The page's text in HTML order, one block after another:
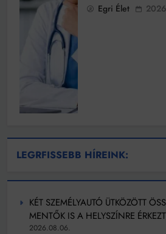
Egri Élet
LEGRFISSEBB HÍREINK:
KÉT SZEMÉLYAUTÓ ÜTKÖZÖTT
MENTŐK IS A HELYSZÍNRE
2026.08.06.